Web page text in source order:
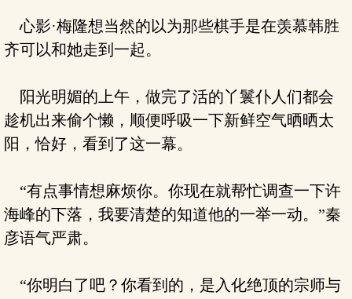
心影·梅隆想当然的以为那些棋手是在羡慕韩胜
齐可以和她走到一起。
阳光明媚的上午，做完了活的丫鬟仆人们都会
趁机出来偷个懒，顺便呼吸一下新鲜空气晒晒太
阳，恰好，看到了这一幕。
“有点事情想麻烦你。你现在就帮忙调查一下许
海峰的下落，我要清楚的知道他的一举一动。”秦
彦语气严肃。
“你明白了吧？你看到的，是入化绝顶的宗师与